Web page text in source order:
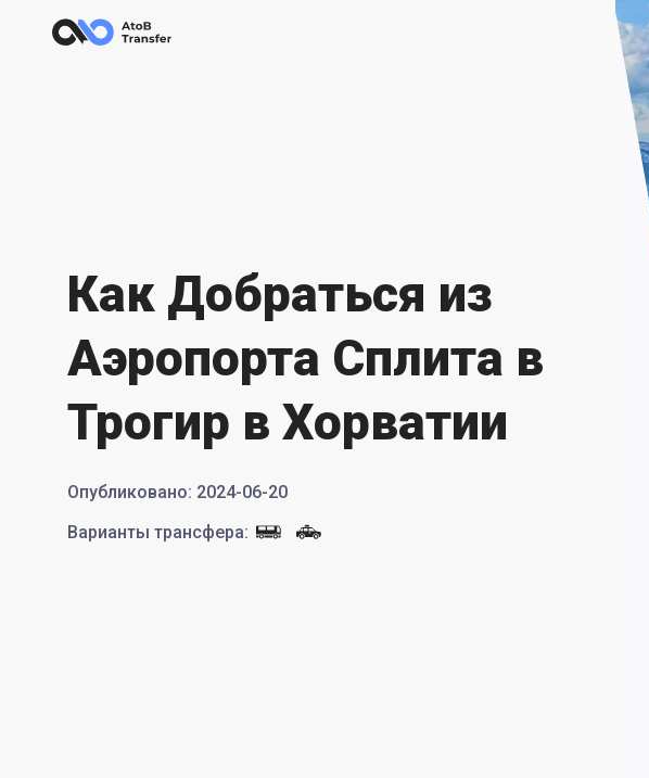
Как Добраться из
Аэропорта Сплита в
Трогир в Хорватии
Опубликовано: 2024-06-20
Варианты трансфера: